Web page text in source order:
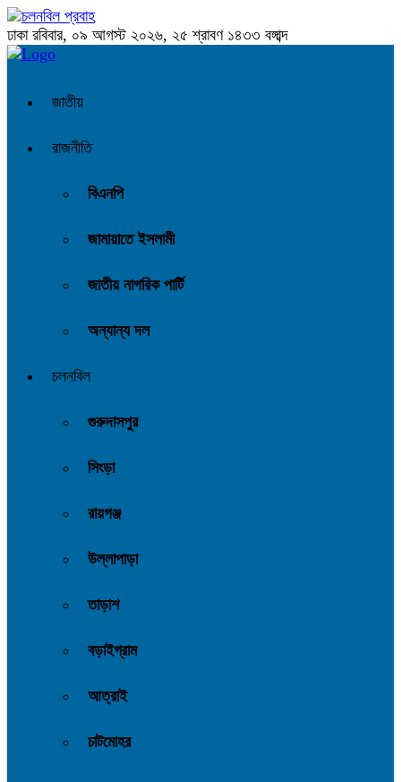
ঢাকা রবিবার, ০৯ আগস্ট ২০২৬, ২৫ শ্রাবণ ১৪৩৩ বঙ্গাব্দ
জাতীয়
রাজনীতি
বিএনপি
জামায়াতে ইসলামী
জাতীয় নাগরিক পার্টি
অন্যান্য দল
চলনবিল
গুরুদাসপুর
সিংড়া
রায়গঞ্জ
উল্লাপাড়া
তাড়াশ
বড়াইগ্রাম
আত্রাই
চাটমোহর